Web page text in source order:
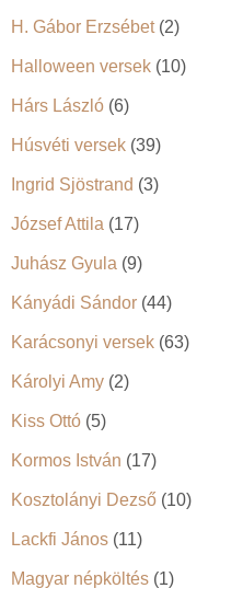
H. Gábor Erzsébet(2)
Halloween versek (10)
Hárs László (6)
Húsvéti versek (39)
Ingrid Sjöstrand (3)
József Attila (17)
Juhász Gyula (9)
Kányádi Sándor (44)
Karácsonyi versek (63)
Károlyi Amy (2)
Kiss Ottó (5)
Kormos István (17)
Kosztolányi Dezső (10)
Lackfi János (11)
Magyar népköltés (1)